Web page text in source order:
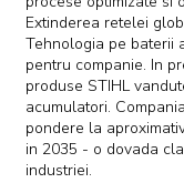
Extinderea retelei
Tehnologia pe baterii
pentru companie. In
produse STIHL
acumulatori.
pondere la
in 2035 - o dovada
industriei.